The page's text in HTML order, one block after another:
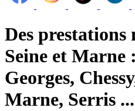
Des prestations
Seine et Marne
Georges,
Marne, Serris ...